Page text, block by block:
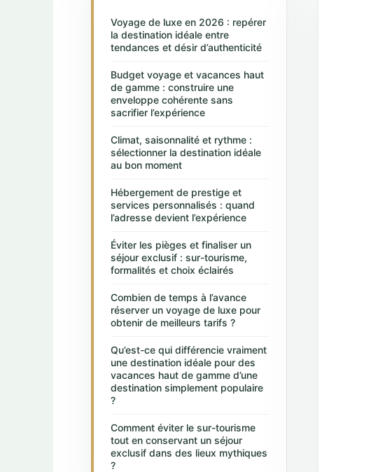
Voyage de luxe en 2026 : repérer
la destination idéale entre
tendances et désir d’authenticité
Budget voyage et vacances haut
de gamme : construire une
enveloppe cohérente sans
sacrifier l’expérience
Climat, saisonnalité et rythme :
sélectionner la destination idéale
au bon moment
Hébergement de prestige et
services personnalisés : quand
l’adresse devient l’expérience
Éviter les pièges et finaliser un
séjour exclusif : sur-tourisme,
formalités et choix éclairés
Combien de temps à l’avance
réserver un voyage de luxe pour
obtenir de meilleurs tarifs ?
Qu’est-ce qui différencie vraiment
une destination idéale pour des
vacances haut de gamme d’une
destination simplement populaire
?
Comment éviter le sur-tourisme
tout en conservant un séjour
exclusif dans des lieux mythiques
?